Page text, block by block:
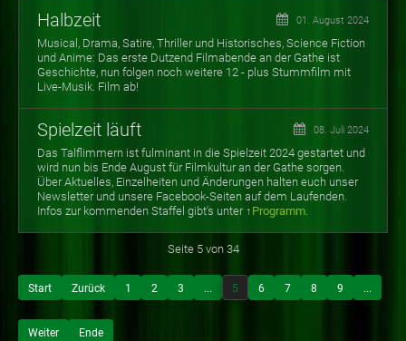
Halbzeit 01. August 2024
Musical, Drama, Satire, Thriller und Historisches, Science Fiction
und Anime: Das erste Dutzend Filmabende an der Gathe ist
Geschichte, nun folgen noch weitere 12 - plus Stummfilm mit
Live-Musik. Film ab!
Spielzeit läuft 08. Juli 2024
Das Talflimmern ist fulminant in die Spielzeit 2024 gestartet und
wird nun bis Ende August für Filmkultur an der Gathe sorgen.
Über Aktuelles, Einzelheiten und Änderungen halten euch unser
Newsletter und unsere Facebook-Seiten auf dem Laufenden.
Infos zurkommenden Staffel gibt's unter ↑ Programm.
Seite 5 von 34
Start Zurück 1 2 3 ... 5 6 7 8 9 ...
Weiter Ende